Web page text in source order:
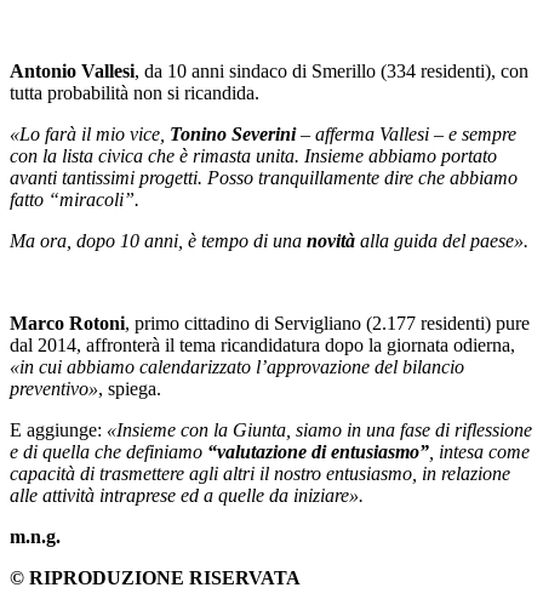
Antonio Vallesi, da 10 anni sindaco di Smerillo (334 residenti), con
tutta probabilità non si ricandida.
«Lo farà il mio vice, Tonino Severini– afferma Vallesi – e sempre
con la lista civica che è rimasta unita. Insieme abbiamo portato
avanti tantissimi progetti. Posso tranquillamente dire che abbiamo
fatto “miracoli”.
Ma ora, dopo 10 anni, è tempo di una novità alla guida del paese».
Marco Rotoni, primo cittadino di Servigliano (2.177 residenti) pure
dal 2014, affronterà il tema ricandidatura dopo la giornata odierna,
«in cui abbiamo calendarizzato l’approvazione del bilancio
preventivo», spiega.
E aggiunge: «Insieme con la Giunta, siamo in una fase di riflessione
e di quella che definiamo “valutazione di entusiasmo” , intesa come
capacità di trasmettere agli altri il nostro entusiasmo, in relazione
alle attività intraprese ed a quelle da iniziare».
m.n.g.
© RIPRODUZIONE RISERVATA